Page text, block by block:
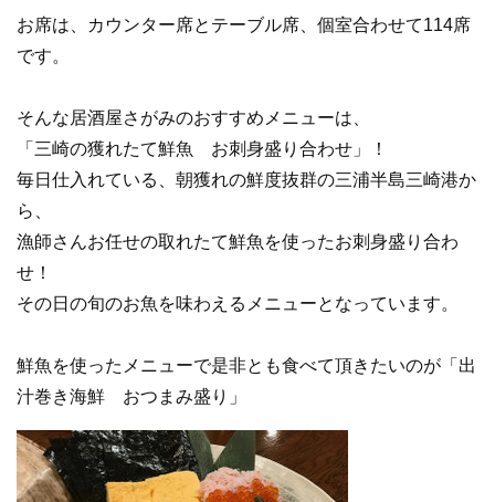
お席は、カウンター席とテーブル席、個室合わせて114席
です。
そんな居酒屋さがみのおすすめメニューは、
「三崎の獲れたて鮮魚 お刺身盛り合わせ」！
毎日仕入れている、朝獲れの鮮度抜群の三浦半島三崎港か
ら、
漁師さんお任せの取れたて鮮魚を使ったお刺身盛り合わ
せ！
その日の旬のお魚を味わえるメニューとなっています。
鮮魚を使ったメニューで是非とも食べて頂きたいのが「出
汁巻き海鮮 おつまみ盛り」